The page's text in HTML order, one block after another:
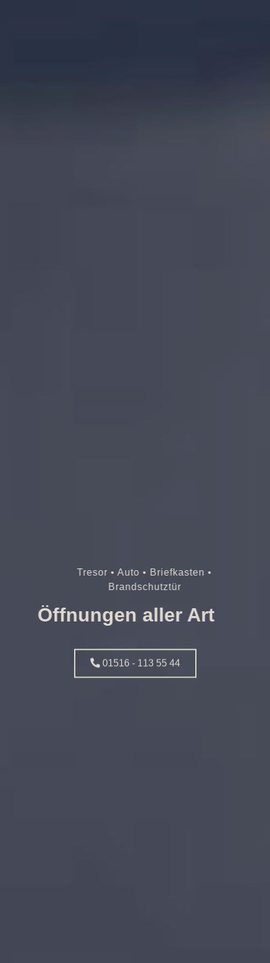
Tresor • Auto • Briefkasten •
Brandschutztür
Öffnungen aller Art
01516 - 113 55 44